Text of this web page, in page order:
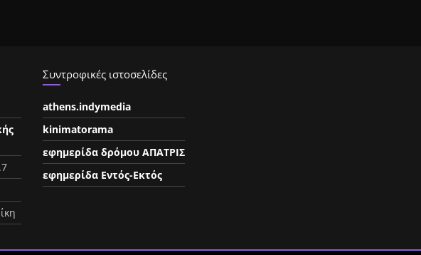
Συντροφικές ιστοσελίδες
athens.indymedia
kinimatorama
εφημερίδα δρόμου ΑΠΑΤΡΙΣ
εφημερίδα Εντός-Εκτός